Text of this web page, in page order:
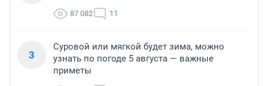
87 082 11
3
Суровой или мягкой будет зима, можно
узнать по погоде 5 августа — важные
приметы